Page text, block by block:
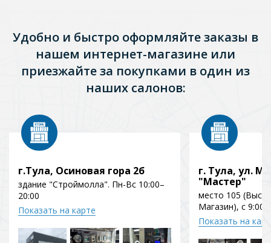
Удобно и быстро оформляйте заказы в
нашем интернет-магазине или
приезжайте за покупками в один из
наших салонов:
г.Тула, Осиновая гора 2б
здание "Строймолла". Пн-Вс 10:00–
20:00
Показать на карте
г. Тула, ул.
"Мастер"
место 105
Магазин), с 9:00
Показать на